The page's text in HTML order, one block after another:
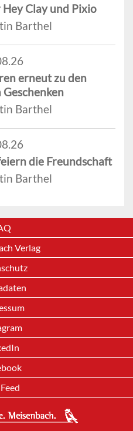
Clay und Pixio
Barthel
erneut zu den
Barthel
die Freundschaft
Barthel
Verlag